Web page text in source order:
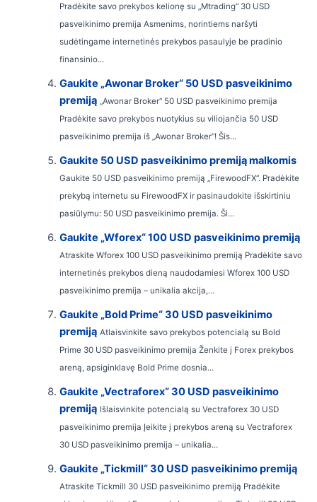
Pradėkite savo prekybos kelionę su „Mtrading“ 30 USD
pasveikinimo premija Asmenims, norintiems naršyti
sudėtingame internetinės prekybos pasaulyje be pradinio
finansinio...
Gaukite „Awonar Broker“ 50 USD pasveikinimo
premiją „Awonar Broker“ 50 USD pasveikinimo premija
Pradėkite savo prekybos nuotykius su viliojančia 50 USD
pasveikinimo premija iš „Awonar Broker“! Šis...
Gaukite 50 USD pasveikinimo premiją malkomis
Gaukite 50 USD pasveikinimo premiją „FirewoodFX“. Pradėkite
prekybą internetu su FirewoodFX ir pasinaudokite išskirtiniu
pasiūlymu: 50 USD pasveikinimo premija. Ši...
Gaukite „Wforex“ 100 USD pasveikinimo premiją
Atraskite Wforex 100 USD pasveikinimo premiją Pradėkite savo
internetinės prekybos dieną naudodamiesi Wforex 100 USD
pasveikinimo premija – unikalia akcija,...
Gaukite „Bold Prime“ 30 USD pasveikinimo
premiją Atlaisvinkite savo prekybos potencialą su Bold
Prime 30 USD pasveikinimo premija Ženkite į Forex prekybos
areną, apsiginklavę Bold Prime dosnia...
Gaukite „Vectraforex“ 30 USD pasveikinimo
premiją Išlaisvinkite potencialą su Vectraforex 30 USD
pasveikinimo premija Įeikite į prekybos areną su Vectraforex
30 USD pasveikinimo premija – unikalia...
Gaukite „Tickmill“ 30 USD pasveikinimo premiją
Atraskite Tickmill 30 USD pasveikinimo premiją Pradėkite